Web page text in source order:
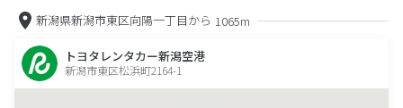
新潟県新潟市東区向陽一丁目から 1065m
トヨタレンタカー新潟空港
新潟市東区松浜町2164-1